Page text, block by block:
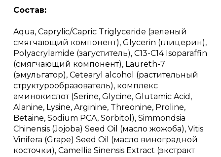
Состав:
Aqua, Caprylic/Capric Triglyceride (зеленый
смягчающий компонент), Glycerin (глицерин),
Polyacrylamide (загуститель), C13-C14 Isoparaffin
(смягчающий компонент), Laureth-7
(эмульгатор), Cetearyl alcohol (растительный
структурообразователь), комплекс
аминокислот (Serine, Glycine, Glutamic Acid,
Alanine, Lysine, Arginine, Threonine, Proline,
Betaine, Sodium PCA, Sorbitol), Simmondsia
Chinensis (Jojoba) Seed Oil (масло жожоба), Vitis
Vinifera (Grape) Seed Oil (масло виноградной
косточки), Camellia Sinensis Extract (экстракт